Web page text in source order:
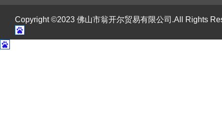
Copyright ©2023 佛山市翁开尔贸易有限公司.All Rights